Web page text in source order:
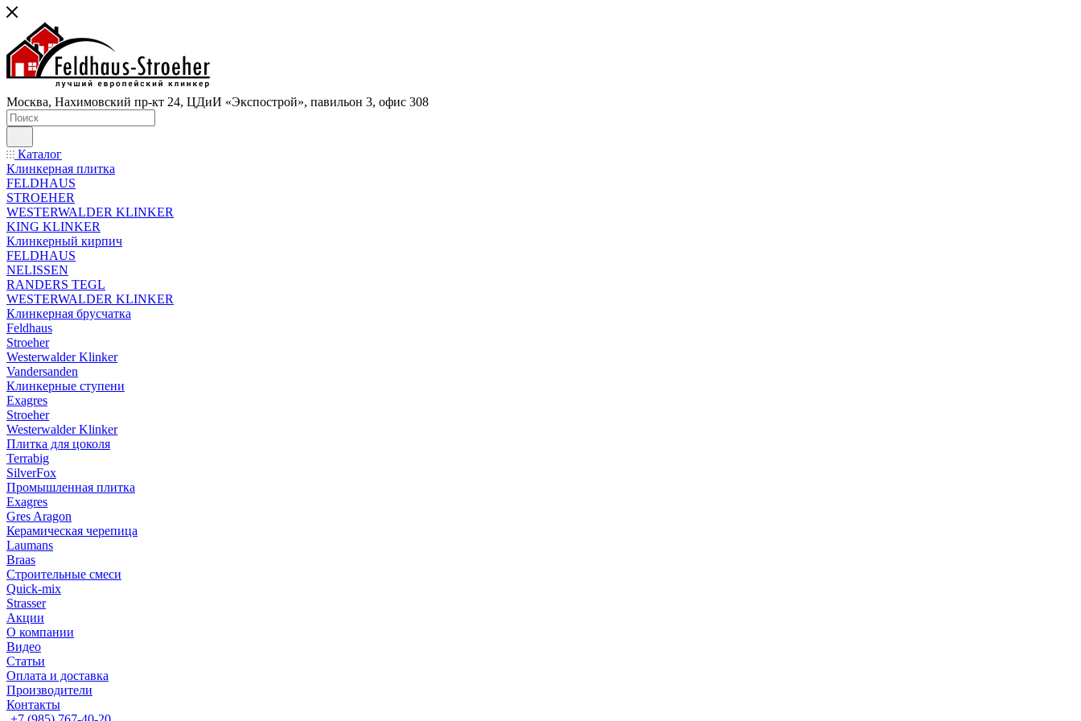
Москва, Нахимовский пр-кт 24, ЦДиИ «Экспострой», павильон 3, офис 308
Каталог
Клинкерная плитка
FELDHAUS
STROEHER
WESTERWALDER KLINKER
KING KLINKER
Клинкерный кирпич
FELDHAUS
NELISSEN
RANDERS TEGL
WESTERWALDER KLINKER
Клинкерная брусчатка
Feldhaus
Stroeher
Westerwalder Klinker
Vandersanden
Клинкерные ступени
Exagres
Stroeher
Westerwalder Klinker
Плитка для цоколя
Terrabig
SilverFox
Промышленная плитка
Exagres
Gres Aragon
Керамическая черепица
Laumans
Braas
Строительные смеси
Quick-mix
Strasser
Акции
О компании
Видео
Статьи
Оплата и доставка
Производители
Контакты